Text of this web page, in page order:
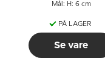
Mål: H: 6 cm
PÅ LAGER
Se vare